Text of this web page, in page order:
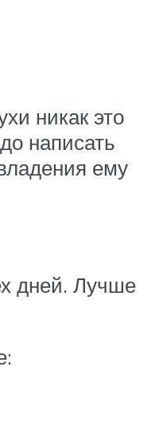
никак это
написать
ему
дней. Лучше